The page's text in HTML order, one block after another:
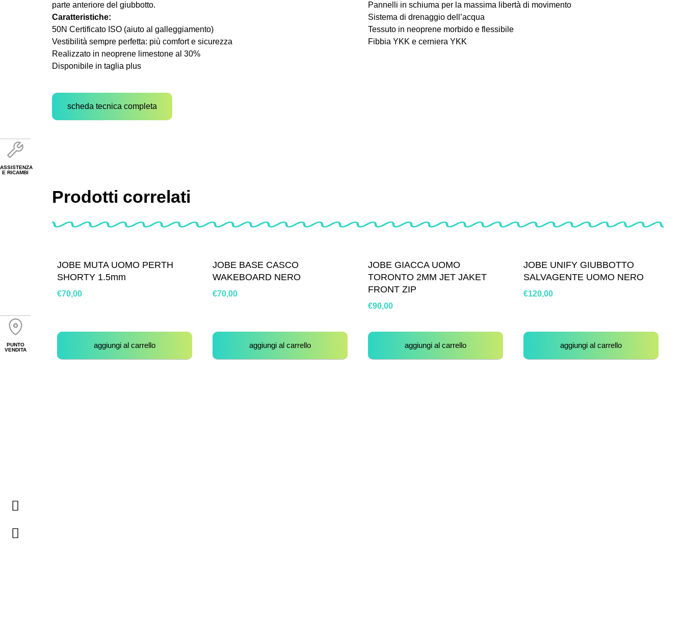
ASSISTENZA
E RICAMBI
PUNTO
VENDITA
parte anteriore del giubbotto.
Caratteristiche:
50N Certificato ISO (aiuto al galleggiamento)
Vestibilità sempre perfetta: più comfort e sicurezza
Realizzato in neoprene limestone al 30%
Disponibile in taglia plus
Pannelli in schiuma per la massima libertà di movimento
Sistema di drenaggio dell’acqua
Tessuto in neoprene morbido e flessibile
Fibbia YKK e cerniera YKK
scheda tecnica completa
Prodotti correlati
JOBE MUTA UOMO PERTH
SHORTY 1.5mm
€70,00
aggiungi al carrello
JOBE BASE CASCO
WAKEBOARD NERO
€70,00
aggiungi al carrello
JOBE GIACCA UOMO
TORONTO 2MM JET JAKET
FRONT ZIP
€90,00
aggiungi al carrello
JOBE UNIFY GIUBBOTTO
SALVAGENTE UOMO NERO
€120,00
aggiungi al carrello